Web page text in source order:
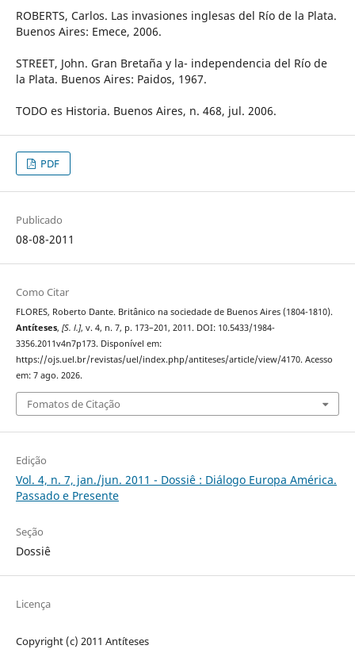
ROBERTS, Carlos. Las invasiones inglesas del Río de la Plata.
Buenos Aires: Emece, 2006.
STREET, John. Gran Bretaña y la- independencia del Río de
la Plata. Buenos Aires: Paidos, 1967.
TODO es Historia. Buenos Aires, n. 468, jul. 2006.
PDF
Publicado
08-08-2011
Como Citar
FLORES, Roberto Dante. Britânico na sociedade de Buenos Aires (1804-1810).
Antíteses, [S. l.], v. 4, n. 7, p. 173–201, 2011. DOI: 10.5433/1984-
3356.2011v4n7p173. Disponível em:
https://ojs.uel.br/revistas/uel/index.php/antiteses/article/view/4170. Acesso
em: 7 ago. 2026.
Fomatos de Citação
Edição
Vol. 4, n. 7, jan./jun. 2011 - Dossiê : Diálogo Europa América.
Passado e Presente
Seção
Dossiê
Licença
Copyright (c) 2011 Antíteses